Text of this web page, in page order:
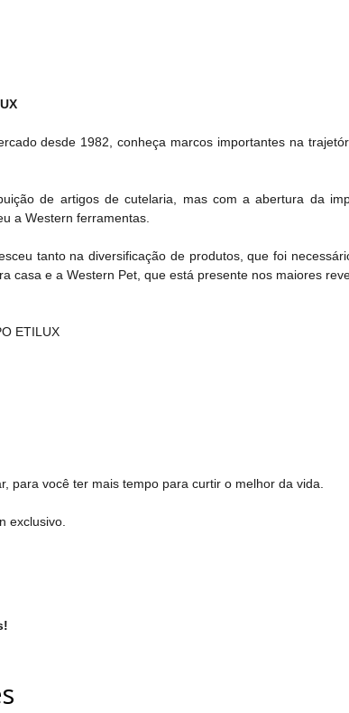
desde 1982, conheça marcos importantes na
de artigos de cutelaria, mas com a abertura da
a Western ferramentas.
tanto na diversificação de produtos, que foi
casa e a Western Pet, que está presente nos maiores
ETILUX
para você ter mais tempo para curtir o melhor da vida.
exclusivo.